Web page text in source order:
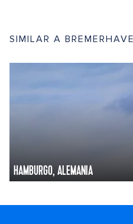
SIMILAR A
HAMBURGO, ALEMANIA